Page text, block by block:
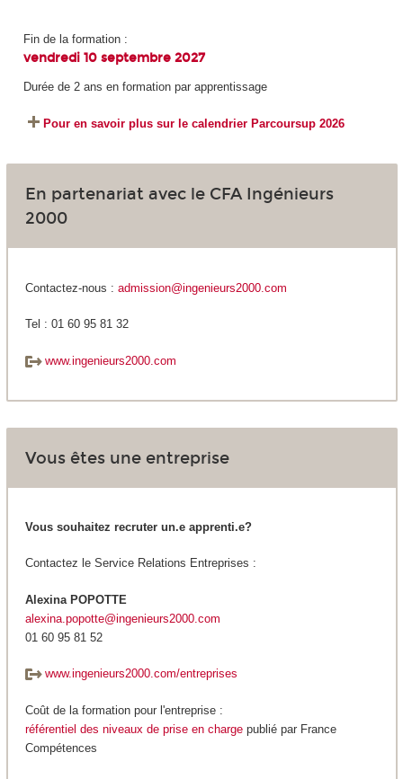
Fin de la formation :
vendredi 10 septembre 2027
Durée de 2 ans en formation par apprentissage
Pour en savoir plus sur le calendrier Parcoursup 2026
En partenariat avec le CFA Ingénieurs
2000
Contactez-nous : admission@ingenieurs2000.com
Tel : 01 60 95 81 32
www.ingenieurs2000.com
Vous êtes une entreprise
Vous souhaitez recruter un.e apprenti.e?
Contactez le Service Relations Entreprises :
Alexina POPOTTE
alexina.popotte@ingenieurs2000.com
01 60 95 81 52
www.ingenieurs2000.com/entreprises
Coût de la formation pour l'entreprise :
référentiel des niveaux de prise en chargepublié par France
Compétences